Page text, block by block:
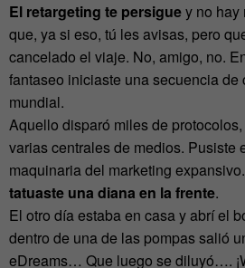
El retargeting te persiguey no hay
que, ya si eso, tú les avisas, pero
cancelado el viaje. No, amigo, no.
fantaseo iniciaste una secuencia de
mundial.
Aquello disparó miles de
varias centrales de medios. Pusiste
maquinaria del marketing
tatuaste una diana en la frente.
El otro día estaba en casa y abrí el
dentro de una de las pompas salió
eDreams… Que luego se diluyó….